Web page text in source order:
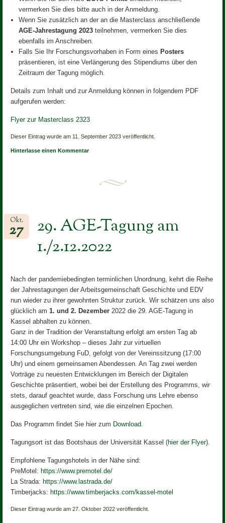
vermerken Sie dies bitte auch in der Anmeldung.
Wenn Sie zusätzlich an der an die Masterclass anschließende
AGE-Jahrestagung 2023 teilnehmen, vermerken Sie dies
ebenfalls im Anschreiben.
Falls Sie Ihr Forschungsvorhaben in Form eines Posters
präsentieren, ist eine Verlängerung des Stipendiums über den
Zeitraum der Tagung möglich.
Details zum Inhalt und zur Anmeldung können in folgendem PDF
aufgerufen werden:
Flyer zur Masterclass 2323
Dieser Eintrag wurde am 11. September 2023 veröffentlicht.
Hinterlasse einen Kommentar
29. AGE-Tagung am
1./2.12.2022
Okt.
27
Nach der pandemiebedingten terminlichen Unordnung, kehrt die Reihe
der Jahrestagungen der Arbeitsgemeinschaft Geschichte und EDV
nun wieder zu ihrer gewohnten Struktur zurück. Wir schätzen uns also
glücklich am 1. und 2. Dezember 2022 die 29. AGE-Tagung in
Kassel abhalten zu können.
Ganz in der Tradition der Veranstaltung erfolgt am ersten Tag ab
14:00 Uhr ein Workshop – dieses Jahr zur virtuellen
Forschungsumgebung FuD, gefolgt von der Vereinssitzung (17:00
Uhr) und einem gemeinsamen Abendessen. An Tag zwei werden
Vorträge zu neuesten Entwicklungen im Bereich der Digitalen
Geschichte präsentiert, wobei bei der Erstellung des Programms, wir
stets, darauf geachtet wurde, dass Forschung uns Lehre ebenso
ausgeglichen vertreten sind, wie die einzelnen Epochen.
Das Programm findet Sie hier zum Download
Tagungsort ist das Bootshaus der Universität Kassel (hier der Flyer).
Empfohlene Tagungshotels in der Nähe sind:
PreMotel:https://www.premotel.de/
La Strada:https://www.lastrada.de/
Timberjacks:https://www.timberjacks.com/kassel-motel
Dieser Eintrag wurde am 27. Oktober 2022 veröffentlicht.